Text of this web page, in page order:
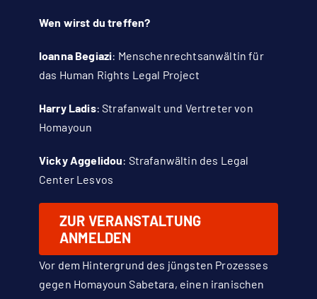
Wen wirst du treffen?
Ioanna Begiazi: Menschenrechtsanwältin für
das Human Rights Legal Project
Harry Ladis: Strafanwalt und Vertreter von
Homayoun
Vicky Aggelidou: Strafanwältin des Legal
Center Lesvos
ZUR VERANSTALTUNG
ANMELDEN
Vor dem Hintergrund des jüngsten Prozesses
gegen Homayoun Sabetara, einen iranischen